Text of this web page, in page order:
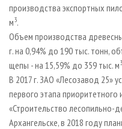
производства экспортных
м3.
Объем производства
г. на 0,94% до 190 тыс. тонн,
щепы - на 15,59% до 359 тыс. м3
В 2017 г. ЗАО «Лесозавод 25»
первого этапа приоритетного
«Строительство лесопильно-
Архангельске, в 2018 году